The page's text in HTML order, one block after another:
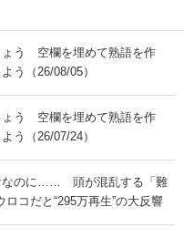
ょう 空欄を埋めて熟語を作
う（26/08/05）
ょう 空欄を埋めて熟語を作
う（26/07/24）
なのに…… 頭が混乱する「難
コだと“295万再生”の大反響